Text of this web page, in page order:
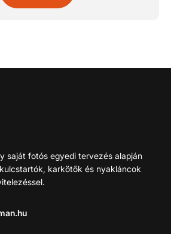
saját fotós egyedi tervezés alapján
karkötők és nyakláncok